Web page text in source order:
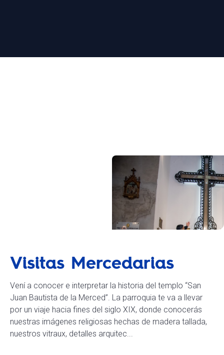
Visitas Mercedarias
Vení a conocer e interpretar la historia del templo “San
Juan Bautista de la Merced”. La parroquia te va a llevar
por un viaje hacia fines del siglo XIX, donde conocerás
nuestras imágenes religiosas hechas de madera tallada,
nuestros vitraux, detalles arquitec...